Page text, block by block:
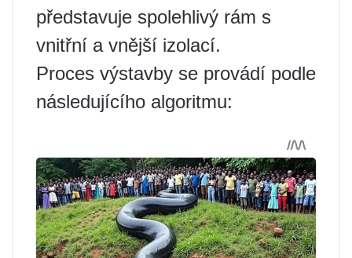
představuje spolehlivý rám s
vnitřní a vnější izolací.
Proces výstavby se provádí podle
následujícího algoritmu: